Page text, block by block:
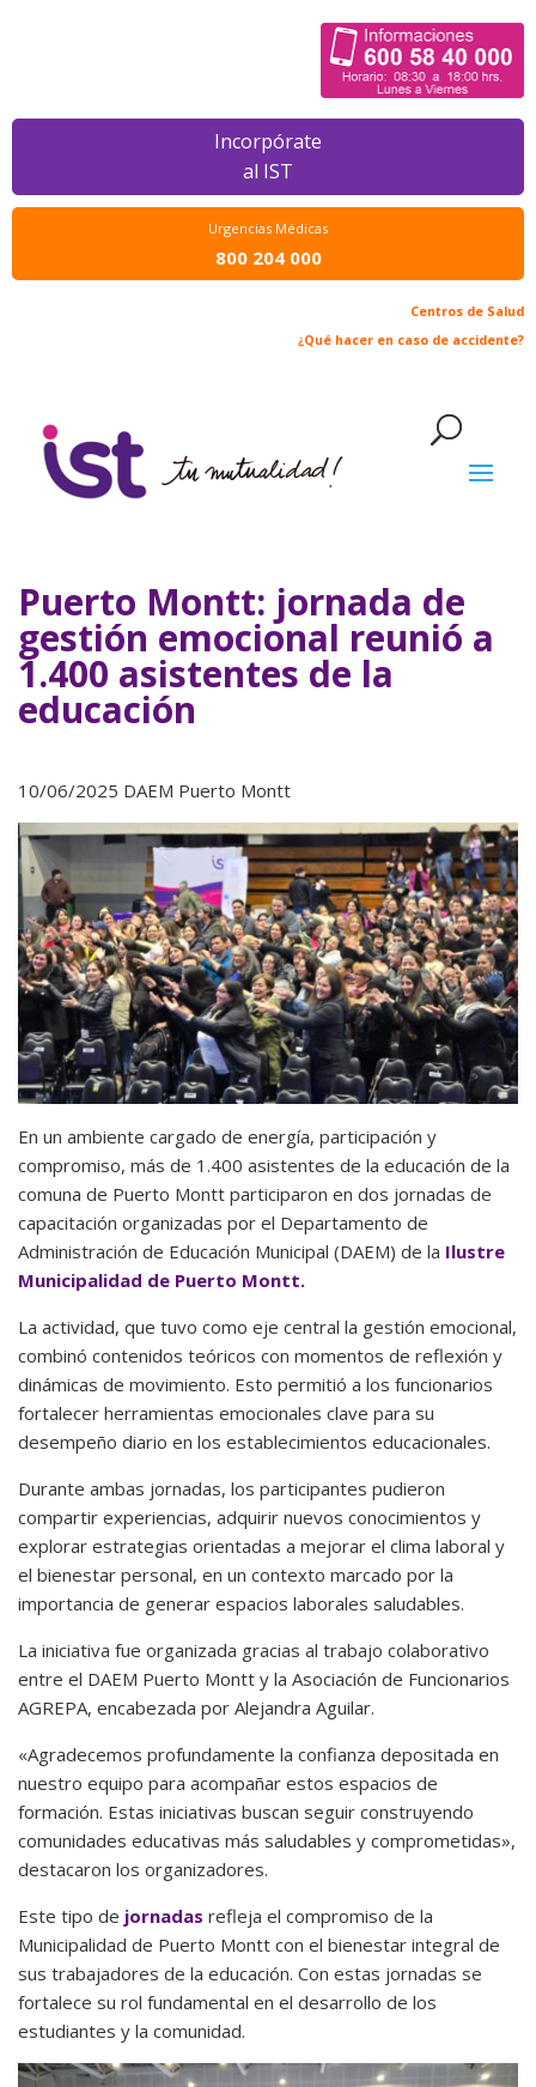
Incorpórate
al IST
Urgencias Médicas
800 204 000
Centros de Salud
¿Qué hacer en caso de accidente?
Puerto Montt: jornada de
gestión emocional reunió a
1.400 asistentes de la
educación
10/06/2025 DAEM Puerto Montt
En un ambiente cargado de energía, participación y
compromiso, más de 1.400 asistentes de la educación de la
comuna de Puerto Montt participaron en dos jornadas de
capacitación organizadas por el Departamento de
Administración de Educación Municipal (DAEM) de la Ilustre
Municipalidad de Puerto Montt.
La actividad, que tuvo como eje central la gestión emocional,
combinó contenidos teóricos con momentos de reflexión y
dinámicas de movimiento. Esto permitió a los funcionarios
fortalecer herramientas emocionales clave para su
desempeño diario en los establecimientos educacionales.
Durante ambas jornadas, los participantes pudieron
compartir experiencias, adquirir nuevos conocimientos y
explorar estrategias orientadas a mejorar el clima laboral y
el bienestar personal, en un contexto marcado por la
importancia de generar espacios laborales saludables.
La iniciativa fue organizada gracias al trabajo colaborativo
entre el DAEM Puerto Montt y la Asociación de Funcionarios
AGREPA, encabezada por Alejandra Aguilar.
«Agradecemos profundamente la confianza depositada en
nuestro equipo para acompañar estos espacios de
formación. Estas iniciativas buscan seguir construyendo
comunidades educativas más saludables y comprometidas»,
destacaron los organizadores.
Este tipo de jornadas refleja el compromiso de la
Municipalidad de Puerto Montt con el bienestar integral de
sus trabajadores de la educación. Con estas jornadas se
fortalece su rol fundamental en el desarrollo de los
estudiantes y la comunidad.